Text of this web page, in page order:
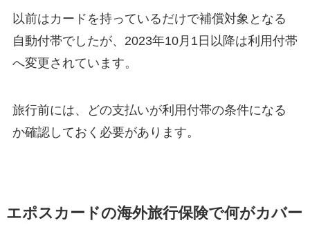
以前はカードを持っているだけで補償対象となる
自動付帯でしたが、2023年10月1日以降は利用付帯
へ変更されています。
旅行前には、どの支払いが利用付帯の条件になる
か確認しておく必要があります。
エポスカードの海外旅行保険で何がカバー